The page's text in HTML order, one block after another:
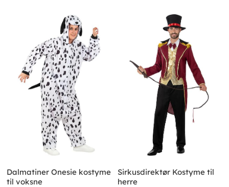
Dalmatiner Onesie kostyme
til voksne
Sirkusdirektør Kostyme til
herre